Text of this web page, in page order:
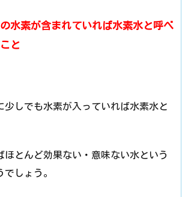
水素が含まれていれば水素水と呼べ
と
少しでも水素が入っていれば水素水と
ほとんど効果ない・意味ない水という
しょう。